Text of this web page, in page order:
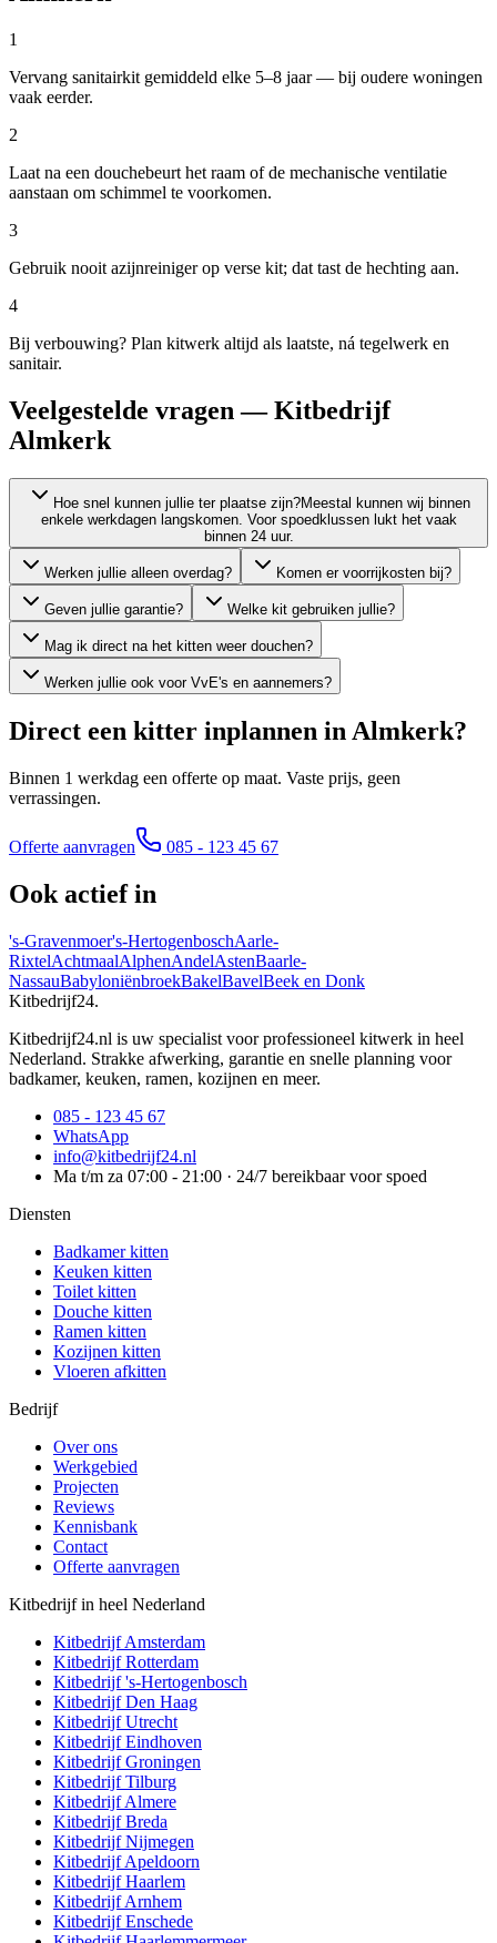
1
Vervang sanitairkit gemiddeld elke 5–8 jaar — bij oudere woningen
vaak eerder.
2
Laat na een douchebeurt het raam of de mechanische ventilatie
aanstaan om schimmel te voorkomen.
3
Gebruik nooit azijnreiniger op verse kit; dat tast de hechting aan.
4
Bij verbouwing? Plan kitwerk altijd als laatste, ná tegelwerk en
sanitair.
Veelgestelde vragen — Kitbedrijf
Almkerk
Hoe snel kunnen jullie ter plaatse zijn?Meestal kunnen wij binnen
enkele werkdagen langskomen. Voor spoedklussen lukt het vaak
binnen 24 uur.
Werken jullie alleen overdag? Komen er voorrijkosten bij?
Geven jullie garantie? Welke kit gebruiken jullie?
Mag ik direct na het kitten weer douchen?
Werken jullie ook voor VvE's en aannemers?
Direct een kitter inplannen in Almkerk?
Binnen 1 werkdag een offerte op maat. Vaste prijs, geen
verrassingen.
Offerte aanvragen 085 - 123 45 67
Ook actief in
's-Gravenmoer's-HertogenboschAarle-
RixtelAchtmaalAlphenAndelAstenBaarle-
NassauBabyloniënbroekBakelBavelBeek en Donk
Kitbedrijf24.
Kitbedrijf24.nl is uw specialist voor professioneel kitwerk in heel
Nederland. Strakke afwerking, garantie en snelle planning voor
badkamer, keuken, ramen, kozijnen en meer.
085 - 123 45 67
WhatsApp
info@kitbedrijf24.nl
Ma t/m za 07:00 - 21:00 · 24/7 bereikbaar voor spoed
Diensten
Badkamer kitten
Keuken kitten
Toilet kitten
Douche kitten
Ramen kitten
Kozijnen kitten
Vloeren afkitten
Bedrijf
Over ons
Werkgebied
Projecten
Reviews
Kennisbank
Contact
Offerte aanvragen
Kitbedrijf in heel Nederland
KitbedrijfAmsterdam
KitbedrijfRotterdam
Kitbedrijf's-Hertogenbosch
KitbedrijfDen Haag
KitbedrijfUtrecht
KitbedrijfEindhoven
KitbedrijfGroningen
KitbedrijfTilburg
KitbedrijfAlmere
KitbedrijfBreda
KitbedrijfNijmegen
KitbedrijfApeldoorn
KitbedrijfHaarlem
KitbedrijfArnhem
KitbedrijfEnschede